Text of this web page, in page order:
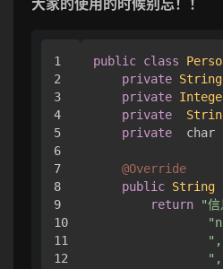
1
2
3
4
5
6
7
8
9
10
11
12
public class
private String
private
private
private
char
@Override
public String
return
"
",
",